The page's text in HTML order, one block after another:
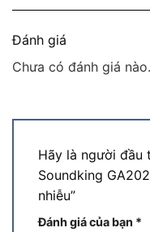
Đánh giá
Chưa có đánh giá nào.
Hãy là người đầu
Soundking
nhiễu”
Đánh giá của bạn *